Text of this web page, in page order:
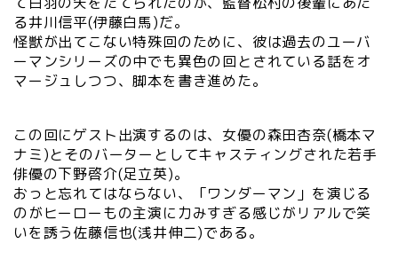
る井川信平(伊藤白馬)だ。
怪獣が出てこない特殊回のために、彼は過去のユーバ
ーマンシリーズの中でも異色の回とされている話をオ
マージュしつつ、脚本を書き進めた。
この回にゲスト出演するのは、女優の森田杏奈(橋本マ
ナミ)とそのバーターとしてキャスティングされた若手
俳優の下野啓介(足立英)。
おっと忘れてはならない、「ワンダーマン」を演じる
のがヒーローもの主演に力みすぎる感じがリアルで笑
いを誘う佐藤信也(浅井伸二)である。